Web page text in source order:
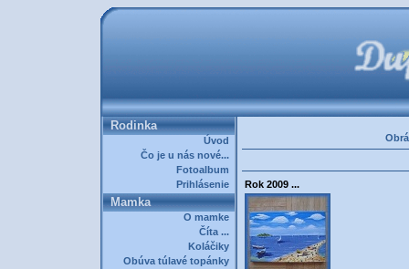
Rodinka
Úvod
Čo je u nás nové...
Fotoalbum
Prihlásenie
Mamka
O mamke
Číta ...
Koláčiky
Obúva túlavé topánky
Rok 2009 ...